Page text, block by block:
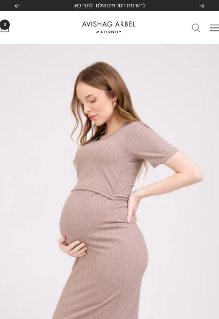
הקודם לרשימת הסניפים שלנו לחצי כאן הבא
ניווט
Avishag
0